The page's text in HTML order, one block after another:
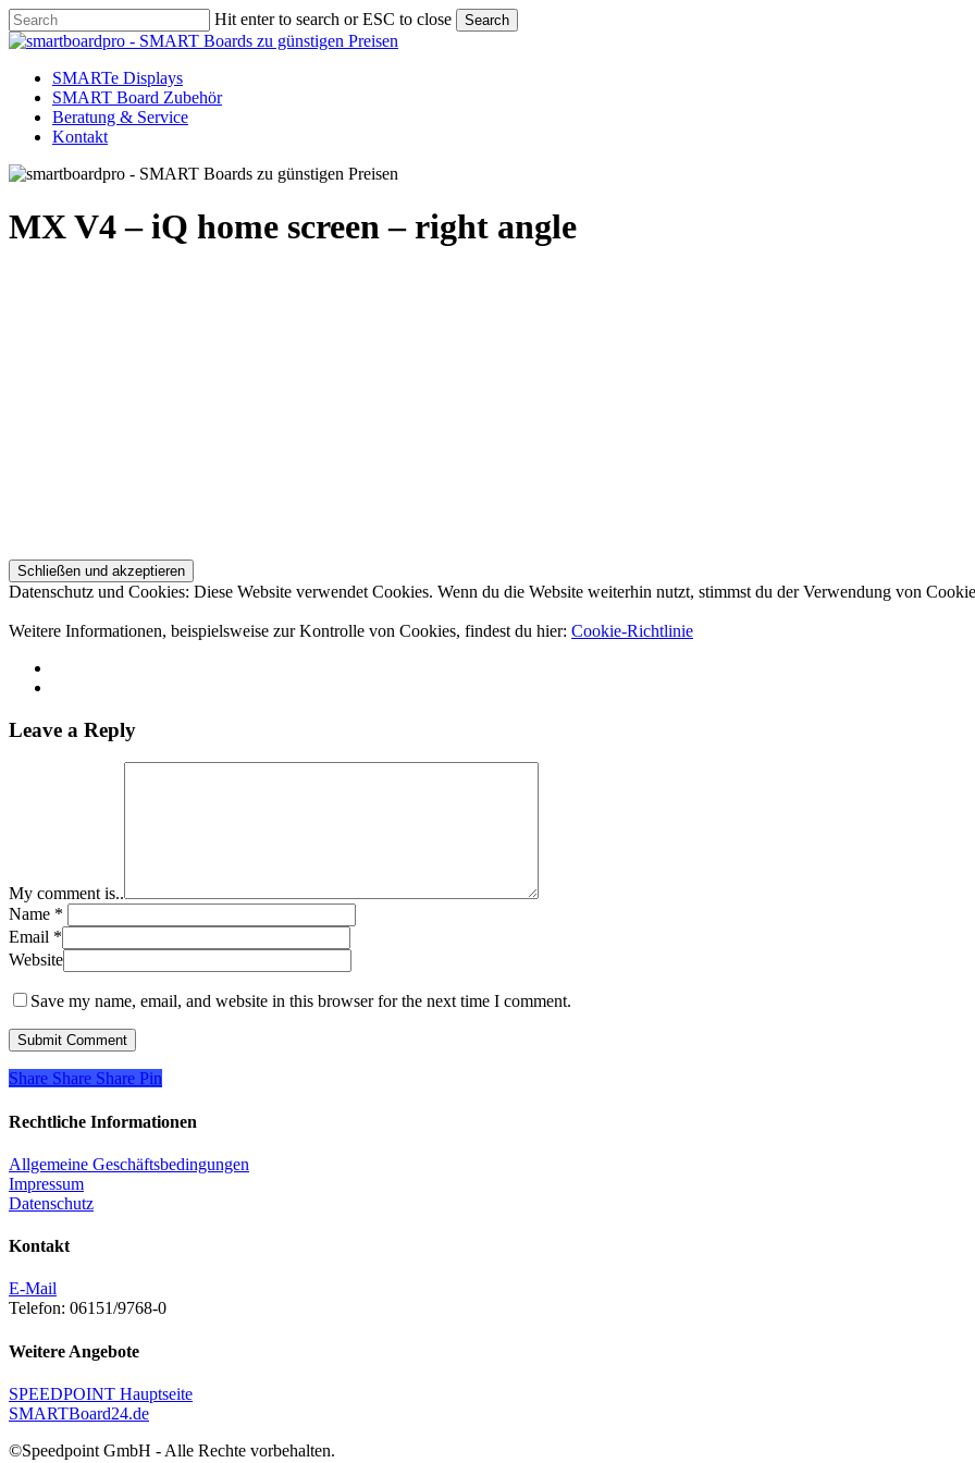
Skip
to
content
Hit enter to search or ESC to close Search
Close
Menu
SMARTe Displays
SMART Board Zubehör
Beratung & Service
Kontakt
MX V4 – iQ home screen – right angle
Datenschutz und Cookies: Diese Website verwendet Cookies. Wenn du die Website weiterhin nutzt, stimmst du der Verwendung von
Weitere Informationen, beispielsweise zur Kontrolle von Cookies, findest du hier: Cookie-Richtlinie
Leave a Reply
My comment is..
Name *
Email *
Website
Save my name, email, and website in this browser for the next time I comment.
Share
Share Share Share Pin
Rechtliche Informationen
Allgemeine Geschäftsbedingungen
Impressum
Datenschutz
Kontakt
E-Mail
Telefon: 06151/9768-0
Weitere Angebote
SPEEDPOINT Hauptseite
SMARTBoard24.de
©Speedpoint GmbH - Alle Rechte vorbehalten.